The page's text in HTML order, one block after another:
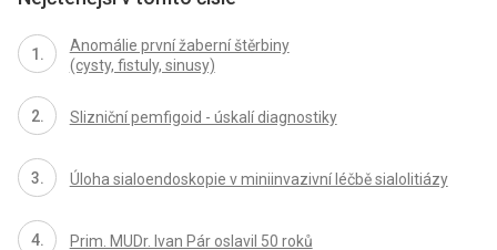
Anomálie první žaberní štěrbiny
(cysty, fistuly, sinusy)
Slizniční pemfigoid - úskalí diagnostiky
Úloha sialoendoskopie v miniinvazivní léčbě sialolitiázy
Prim. MUDr. Ivan Pár oslavil 50 roků